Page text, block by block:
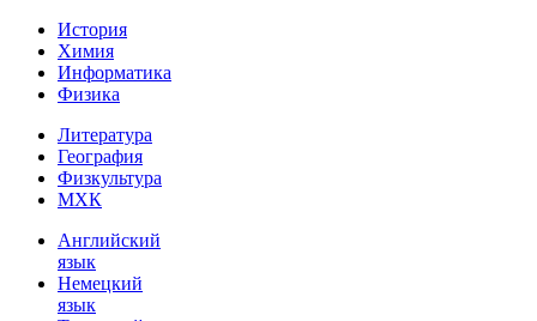
История
Химия
Информатика
Физика
Литература
География
Физкультура
МХК
Английский
язык
Немецкий
язык